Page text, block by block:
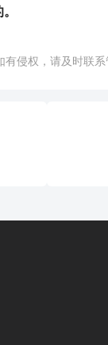
侵权，请及时联